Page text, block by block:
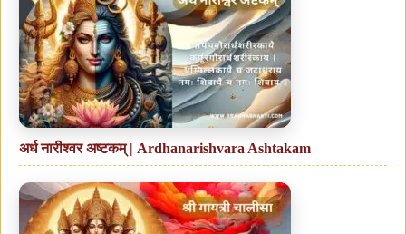
अर्ध नारीश्वर अष्टकम् | Ardhanarishvara Ashtakam